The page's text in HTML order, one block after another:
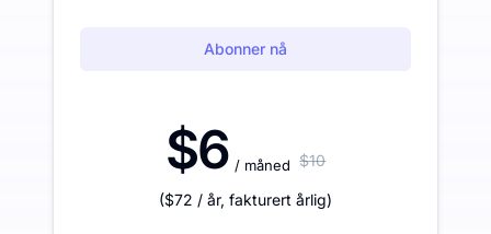
Abonner nå
$6 / måned $10
($72 / år, fakturert årlig)